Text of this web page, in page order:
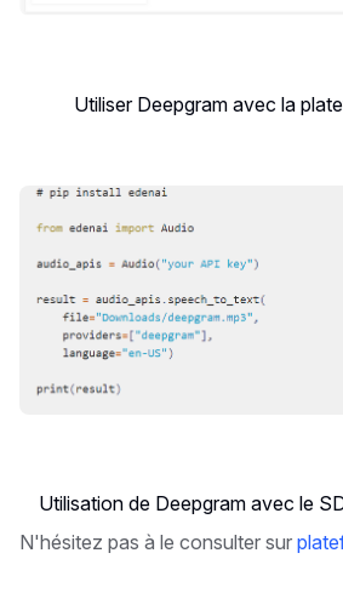
Utiliser Deepgram avec la
Utilisation de Deepgram avec le
N'hésitez pas à le consulter sur